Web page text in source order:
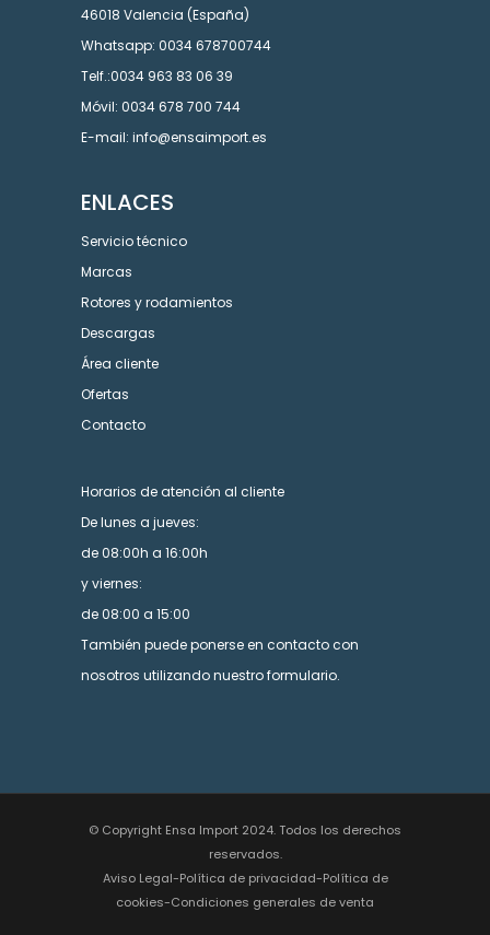
46018 Valencia (España)
Whatsapp: 0034 678700744
Telf.:0034 963 83 06 39
Móvil: 0034 678 700 744
E-mail: info@ensaimport.es
ENLACES
Servicio técnico
Marcas
Rotores y rodamientos
Descargas
Área cliente
Ofertas
Contacto
Horarios de atención al cliente
De lunes a jueves:
de 08:00h a 16:00h
y viernes:
de 08:00 a 15:00
También puede ponerse en contacto con
nosotros utilizando nuestro formulario.
© Copyright Ensa Import 2024. Todos los derechos
reservados.
Aviso Legal-Política de privacidad-Política de
cookies-Condiciones generales de venta